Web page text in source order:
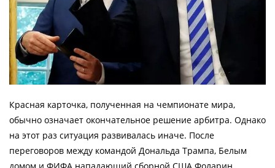
Красная карточка, полученная на чемпионате мира,
обычно означает окончательное решение арбитра. Однако
на этот раз ситуация развивалась иначе. После
переговоров между командой Дональда Трампа, Белым